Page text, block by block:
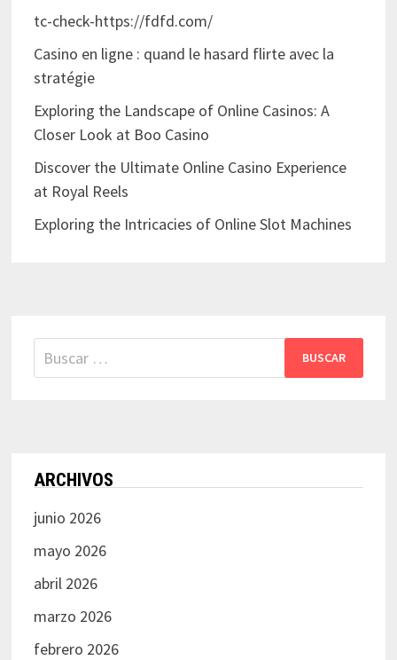
tc-check-https://fdfd.com/
Casino en ligne : quand le hasard flirte avec la
stratégie
Exploring the Landscape of Online Casinos: A
Closer Look at Boo Casino
Discover the Ultimate Online Casino Experience
at Royal Reels
Exploring the Intricacies of Online Slot Machines
Buscar:
ARCHIVOS
junio 2026
mayo 2026
abril 2026
marzo 2026
febrero 2026